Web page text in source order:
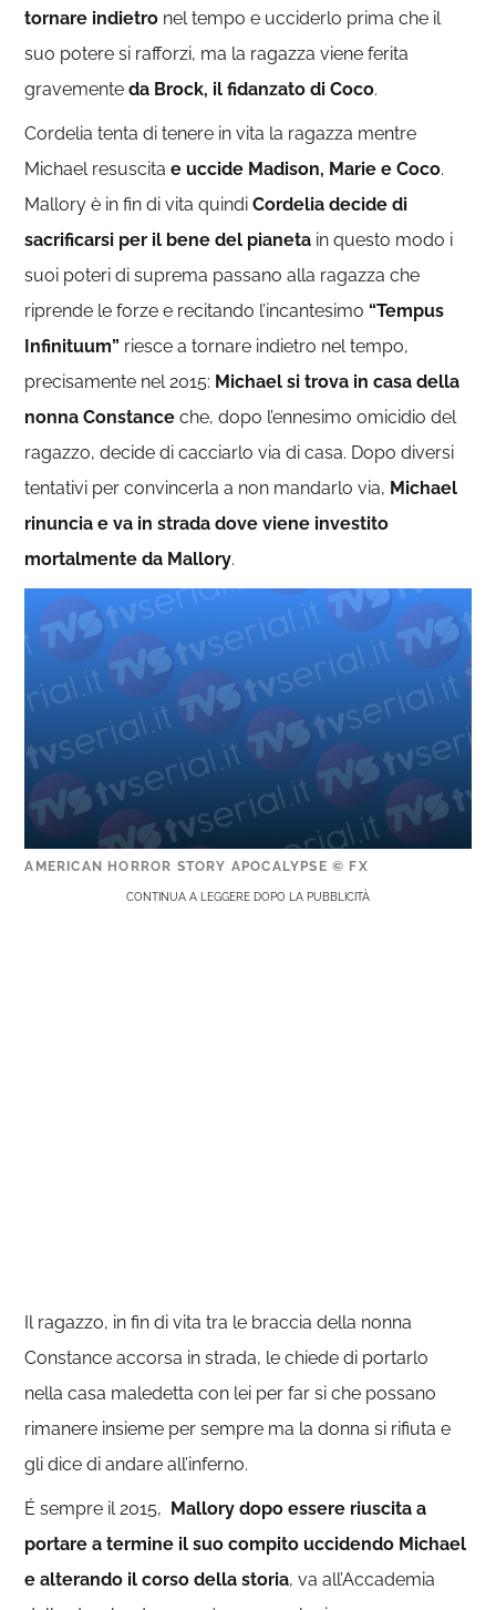
tornare indietro nel tempo e ucciderlo prima che il
suo potere si rafforzi, ma la ragazza viene ferita
gravementeda Brock, il fidanzato di Coco.
Cordelia tenta di tenere in vita la ragazza mentre
Michael resuscitae uccide Madison, Marie e Coco.
Mallory è in fin di vita quindiCordelia decide di
sacrificarsi per il bene del pianeta in questo modo i
suoi poteri di suprema passano alla ragazza che
riprende le forze e recitando l’incantesimo“Tempus
Infinituum” riesce a tornare indietro nel tempo,
precisamente nel 2015: Michael si trova in casa della
nonna Constance che, dopo l’ennesimo omicidio del
ragazzo, decide di cacciarlo via di casa. Dopo diversi
tentativi per convincerla a non mandarlo via, Michael
rinuncia e va in strada dove viene investito
mortalmente da Mallory.
AMERICAN HORROR STORY APOCALYPSE © FX
CONTINUA A LEGGERE DOPO LA PUBBLICITÀ
Il ragazzo, in fin di vita tra le braccia della nonna
Constance accorsa in strada, le chiede di portarlo
nella casa maledetta con lei per far si che possano
rimanere insieme per sempre ma la donna si rifiuta e
gli dice di andare all’inferno.
É sempre il 2015,
Mallory dopo essere riuscita a
portare a termine il suo compito uccidendo Michael
e alterando il corso della storia, va all’Accademia